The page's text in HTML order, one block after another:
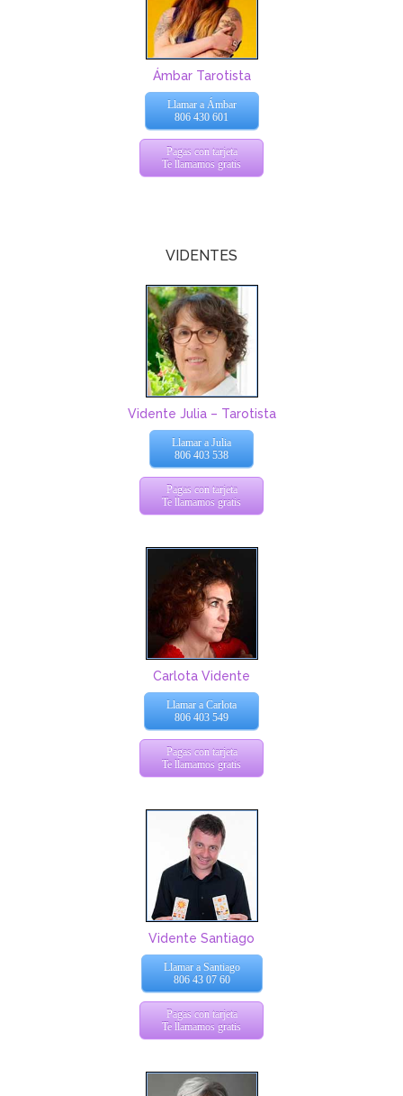
Ámbar Tarotista
Llamar a Ámbar
806 430 601
Pagas con tarjeta
Te llamamos gratis
VIDENTES
Vidente Julia – Tarotista
Llamar a Julia
806 403 538
Pagas con tarjeta
Te llamamos gratis
Carlota Vidente
Llamar a Carlota
806 403 549
Pagas con tarjeta
Te llamamos gratis
Vidente Santiago
Llamar a Santiago
806 43 07 60
Pagas con tarjeta
Te llamamos gratis